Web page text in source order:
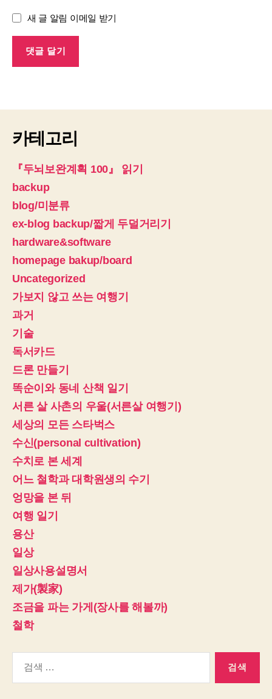
새 글 알림 이메일 받기
카테고리
『두뇌보완계획 100』 읽기
backup
blog/미분류
ex-blog backup/짧게 두덜거리기
hardware&software
homepage bakup/board
Uncategorized
가보지 않고 쓰는 여행기
과거
기술
독서카드
드론 만들기
똑순이와 동네 산책 일기
서른 살 사촌의 우울(서른살 여행기)
세상의 모든 스타벅스
수신(personal cultivation)
수치로 본 세계
어느 철학과 대학원생의 수기
엉망을 본 뒤
여행 일기
용산
일상
일상사용설명서
제가(製家)
조금을 파는 가게(장사를 해볼까)
철학